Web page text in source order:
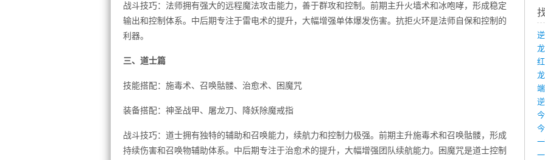
战斗技巧：法师拥有强大的远程魔法攻击能力，善于群攻和控制。前期主升火墙术和冰咆哮，形成稳定
输出和控制体系。中后期专注于雷电术的提升，大幅增强单体爆发伤害。抗拒火环是法师自保和控制的
利器。
三、道士篇
技能搭配：施毒术、召唤骷髅、治愈术、困魔咒
装备搭配：神圣战甲、屠龙刀、降妖除魔戒指
战斗技巧：道士拥有独特的辅助和召唤能力，续航力和控制力极强。前期主升施毒术和召唤骷髅，形成
持续伤害和召唤物辅助体系。中后期专注于治愈术的提升，大幅增强团队续航能力。困魔咒是道士控制